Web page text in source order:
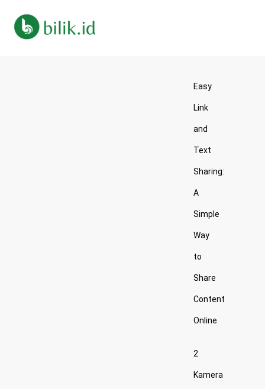
Easy
Link
and
Text
Sharing:
A
Simple
Way
to
Share
Content
Online
2
Kamera